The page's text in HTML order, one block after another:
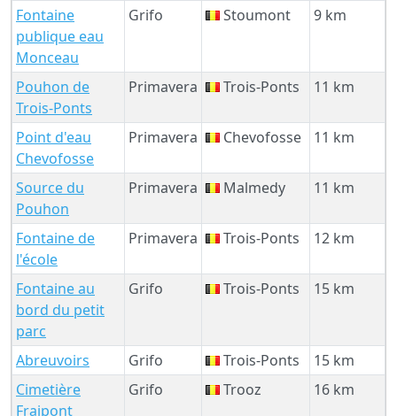
Fontaine
publique eau
Monceau
Grifo Stoumont 9 km
Pouhon de
Trois-Ponts
Primavera Trois-Ponts 11 km
Point d'eau
Chevofosse
Primavera Chevofosse 11 km
Source du
Pouhon
Primavera Malmedy 11 km
Fontaine de
l'école
Primavera Trois-Ponts 12 km
Fontaine au
bord du petit
parc
Grifo Trois-Ponts 15 km
Abreuvoirs Grifo Trois-Ponts
15 km
Cimetière
Fraipont
Grifo Trooz 16 km